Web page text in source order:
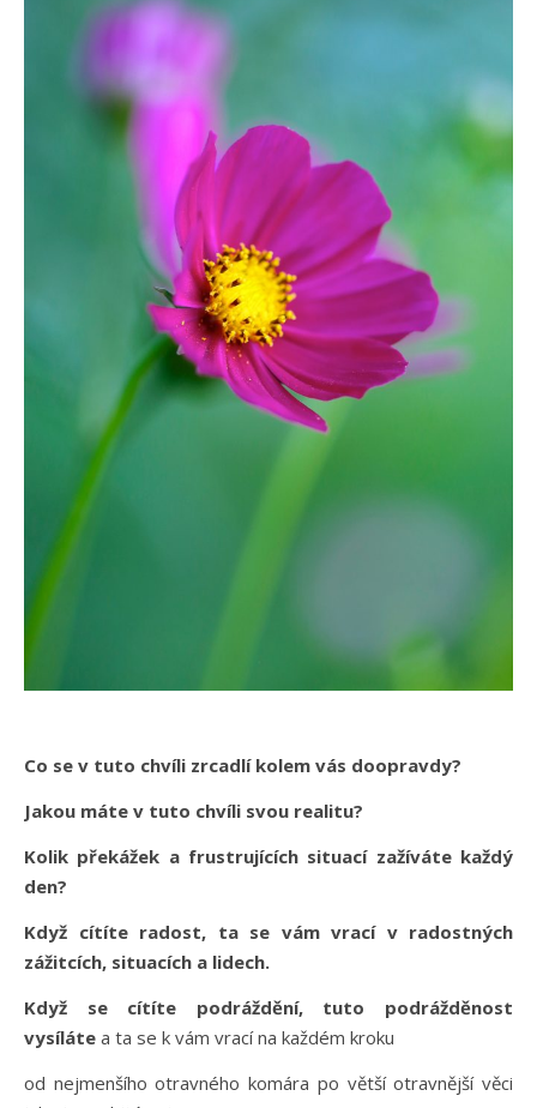
Co se v tuto chvíli zrcadlí kolem vás doopravdy?
Jakou máte v tuto chvíli svou realitu?
Kolik překážek a frustrujících situací zažíváte každý
den?
Když cítíte radost, ta se vám vrací v radostných
zážitcích, situacích a lidech.
Když se cítíte podráždění, tuto podrážděnost
vysíláte a ta se k vám vrací na každém kroku
od nejmenšího otravného komára po větší otravnější věci